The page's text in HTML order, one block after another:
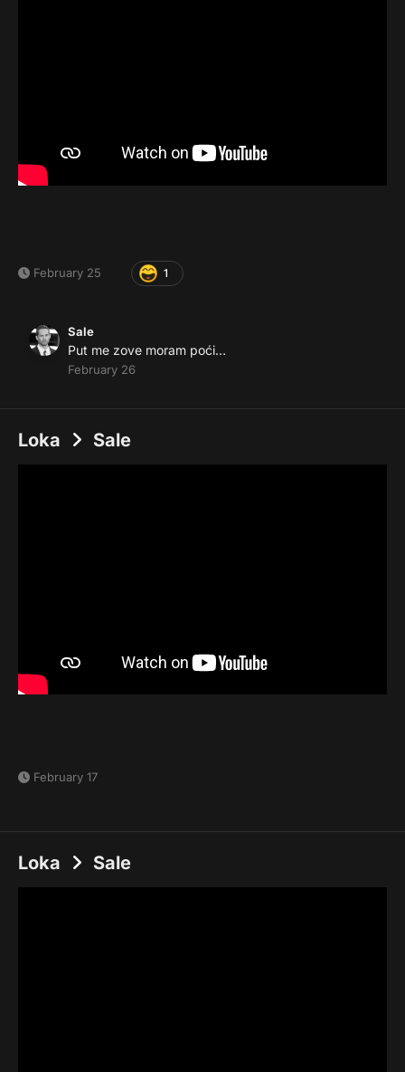
February 25 1
Sale
Put me zove moram poći…
February 26
Loka Sale
February 17
Loka Sale